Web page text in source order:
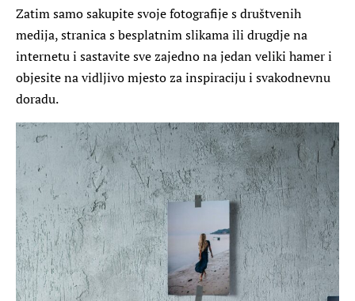
Zatim samo sakupite svoje fotografije s društvenih
medija, stranica s besplatnim slikama ili drugdje na
internetu i sastavite sve zajedno na jedan veliki hamer i
objesite na vidljivo mjesto za inspiraciju i svakodnevnu
doradu.